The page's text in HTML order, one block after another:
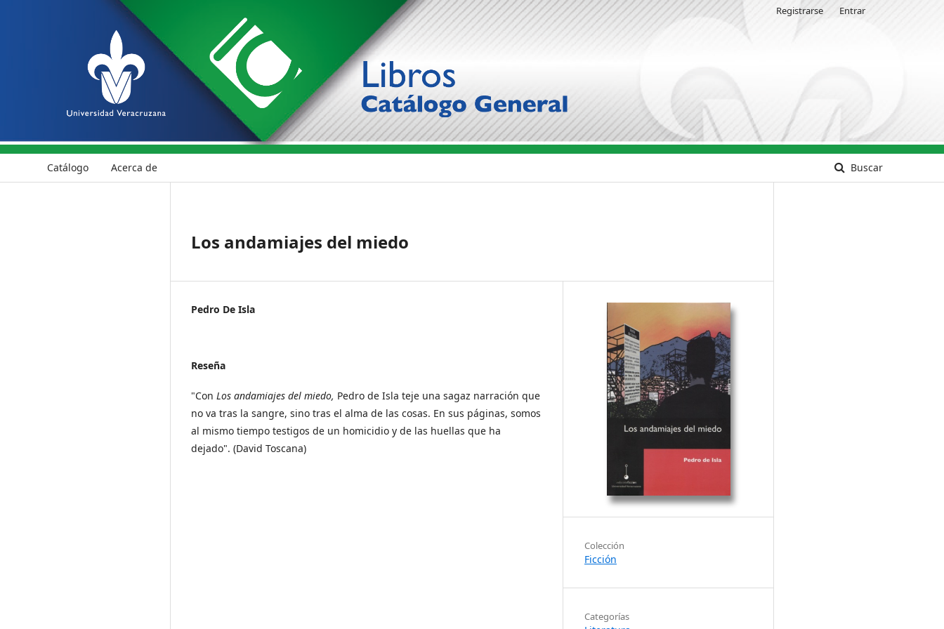
Catálogo Acerca de Buscar
Registrarse Entrar
Los andamiajes del miedo
Pedro De Isla
Reseña
"Con Los andamiajes del miedo, Pedro de Isla teje una sagaz narración que
no va tras la sangre, sino tras el alma de las cosas. En sus páginas, somos
al mismo tiempo testigos de un homicidio y de las huellas que ha
dejado". (David Toscana)
Colección
Ficción
Categorías